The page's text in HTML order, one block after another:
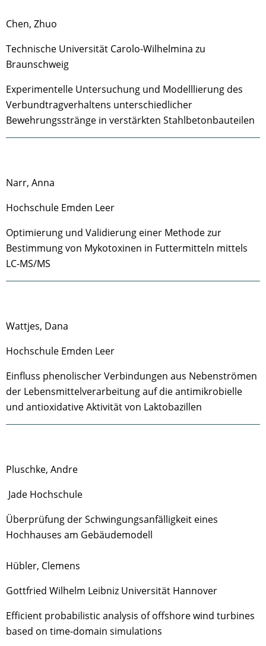
Chen, Zhuo
Technische Universität Carolo-Wilhelmina zu
Braunschweig
Experimentelle Untersuchung und Modelllierung des
Verbundtragverhaltens unterschiedlicher
Bewehrungsstränge in verstärkten Stahlbetonbauteilen
Narr, Anna
Hochschule Emden Leer
Optimierung und Validierung einer Methode zur
Bestimmung von Mykotoxinen in Futtermitteln mittels
LC-MS/MS
Wattjes, Dana
Hochschule Emden Leer
Einfluss phenolischer Verbindungen aus Nebenströmen
der Lebensmittelverarbeitung auf die antimikrobielle
und antioxidative Aktivität von Laktobazillen
Pluschke, Andre
Jade Hochschule
Überprüfung der Schwingungsanfälligkeit eines
Hochhauses am Gebäudemodell
Hübler, Clemens
Gottfried Wilhelm Leibniz Universität Hannover
Efficient probabilistic analysis of offshore wind turbines
based on time-domain simulations